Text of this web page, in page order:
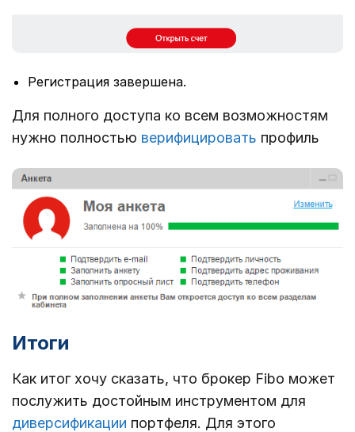
Регистрация завершена.
Для полного доступа ко всем возможностям
нужно полностью верифицировать профиль
Итоги
Как итог хочу сказать, что брокер Fibo может
послужить достойным инструментом для
диверсификации портфеля. Для этого